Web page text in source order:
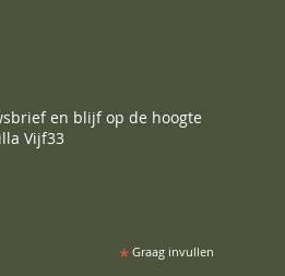
en blijf op de hoogte
Vijf33
*Graag invullen